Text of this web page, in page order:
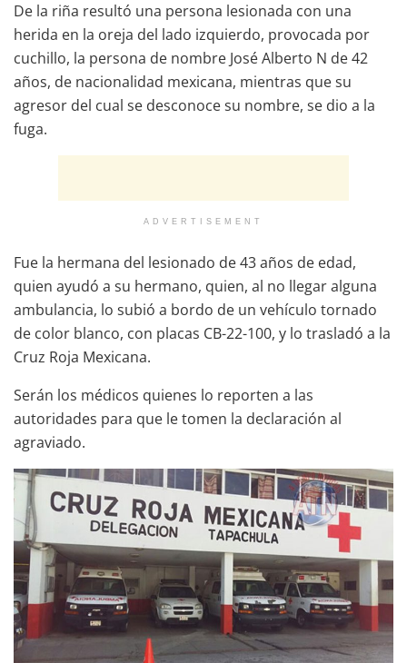
De la riña resultó una persona lesionada con una
herida en la oreja del lado izquierdo, provocada por
cuchillo, la persona de nombre José Alberto N de 42
años, de nacionalidad mexicana, mientras que su
agresor del cual se desconoce su nombre, se dio a la
fuga.
ADVERTISEMENT
Fue la hermana del lesionado de 43 años de edad,
quien ayudó a su hermano, quien, al no llegar alguna
ambulancia, lo subió a bordo de un vehículo tornado
de color blanco, con placas CB-22-100, y lo trasladó a la
Cruz Roja Mexicana.
Serán los médicos quienes lo reporten a las
autoridades para que le tomen la declaración al
agraviado.